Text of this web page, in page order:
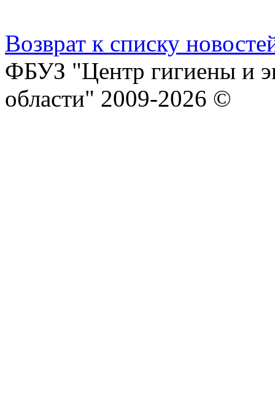
Возврат к списку
ФБУЗ "Центр гигиены и
области" 2009-2026 ©